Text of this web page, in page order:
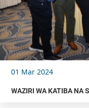
01 Mar 2024
WAZIRI WA KATIBA NA